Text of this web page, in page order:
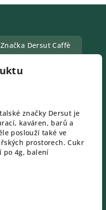
Značka Dersut Caffè
značky Dersut je
kaváren, barů a
poslouží také ve
prostorech. Cukr
po 4g, balení